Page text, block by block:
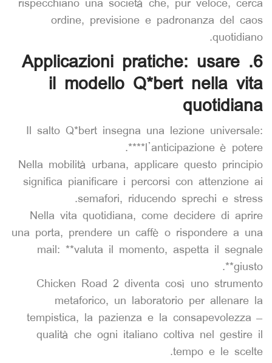
rispecchiano una società che, pur veloce, cerca
ordine, previsione e padronanza del caos
quotidiano.
6. Applicazioni pratiche: usare
il modello Q*bert nella vita
quotidiana
Il salto Q*bert insegna una lezione universale:
**l’anticipazione è potere**.
Nella mobilità urbana, applicare questo principio
significa pianificare i percorsi con attenzione ai
semafori, riducendo sprechi e stress.
Nella vita quotidiana, come decidere di aprire
una porta, prendere un caffè o rispondere a una
mail: **valuta il momento, aspetta il segnale
giusto**.
Chicken Road 2 diventa così uno strumento
metaforico, un laboratorio per allenare la
tempistica, la pazienza e la consapevolezza –
qualità che ogni italiano coltiva nel gestire il
tempo e le scelte.